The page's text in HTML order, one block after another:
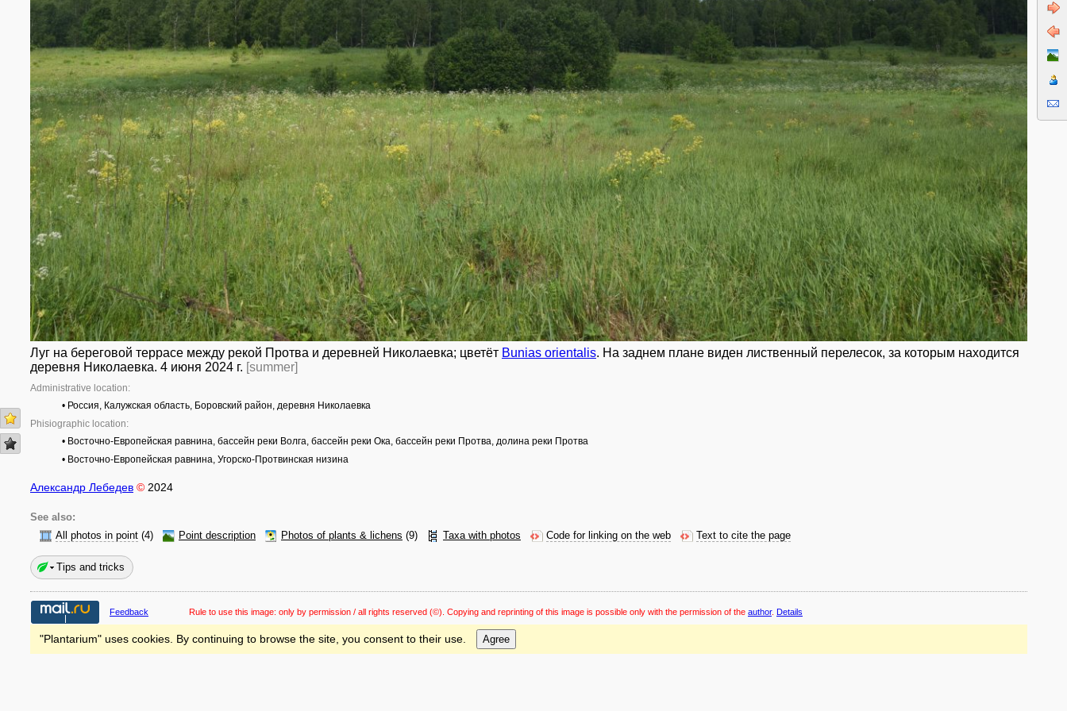
Луг на береговой террасе между рекой Протва и деревней Николаевка; цветёт Bunias orientalis. На заднем плане виден лиственный перелесок, за которым находится
деревня Николаевка. 4 июня 2024 г. [summer]
Administrative location:
• Россия, Калужская область, Боровский район, деревня Николаевка
Phisiographic location:
• Восточно-Европейская равнина, бассейн реки Волга, бассейн реки Ока, бассейн реки Протва, долина реки Протва
• Восточно-Европейская равнина, Угорско-Протвинская низина
Александр Лебедев © 2024
See also:
All photos in point (4) Point description Photos of plants & lichens (9) Taxa with photos Code for linking on the web Text to cite the page
Tips and tricks
Feedback Rule to use this image: only by permission / all rights reserved (©). Copying and reprinting of this image is possible only with the permission of the author. Details
"Plantarium" uses cookies. By continuing to browse the site, you consent to their use. Agree